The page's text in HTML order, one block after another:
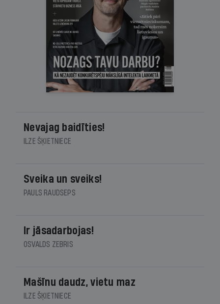
Nevajag baidīties!
ILZE ŠĶIETNIECE
Sveika un sveiks!
PAULS RAUDSEPS
Ir jāsadarbojas!
OSVALDS ZEBRIS
Mašīnu daudz, vietu maz
ILZE ŠĶIETNIECE